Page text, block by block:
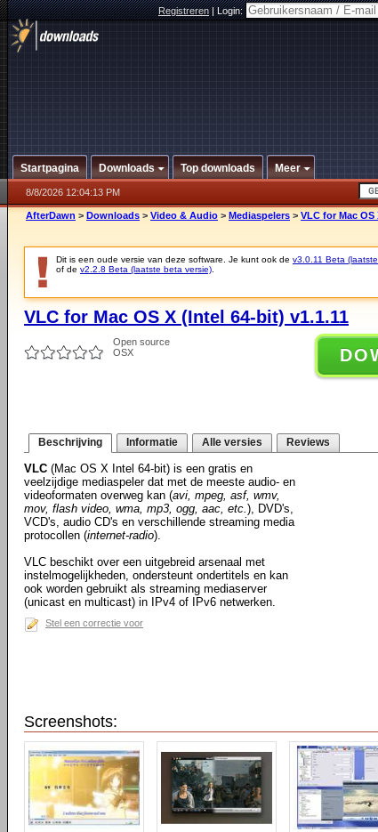
Registreren|Login:
Startpagina Downloads Top downloads Meer
8/8/2026 12:04:13 PM
AfterDawn > Downloads > Video & Audio > Mediaspelers > VLC for Mac OS
Dit is een oude versie van deze software. Je kunt ook de v3.0.11 Beta
of de v2.2.8 Beta (laatste beta versie)
VLC for Mac OS X (Intel 64-bit) v1.1.11
Open source
OSX
Beschrijving Informatie Alle versies Reviews
VLC (Mac OS X Intel 64-bit) is een gratis en
veelzijdige mediaspeler dat met de meeste audio- en
videoformaten overweg kan (avi, mpeg, asf, wmv,
mov, flash video, wma, mp3, ogg, aac, etc.), DVD's,
VCD's, audio CD's en verschillende streaming media
protocollen (internet-radio).
VLC beschikt over een uitgebreid arsenaal met
instelmogelijkheden, ondersteunt ondertitels en kan
ook worden gebruikt als streaming mediaserver
(unicast en multicast) in IPv4 of IPv6 netwerken.
Stel een correctie voor
Screenshots: